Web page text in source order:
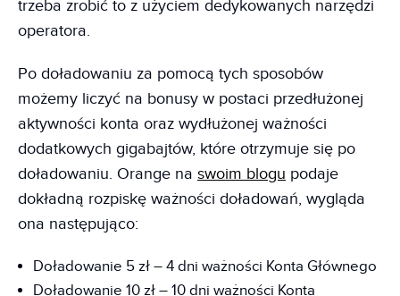
trzeba zrobić to z użyciem dedykowanych narzędzi
operatora.
Po doładowaniu za pomocą tych sposobów
możemy liczyć na bonusy w postaci przedłużonej
aktywności konta oraz wydłużonej ważności
dodatkowych gigabajtów, które otrzymuje się po
doładowaniu. Orange na swoim blogu podaje
dokładną rozpiskę ważności doładowań, wygląda
ona następująco:
Doładowanie 5 zł – 4 dni ważności Konta Głównego
Doładowanie 10 zł – 10 dni ważności Konta